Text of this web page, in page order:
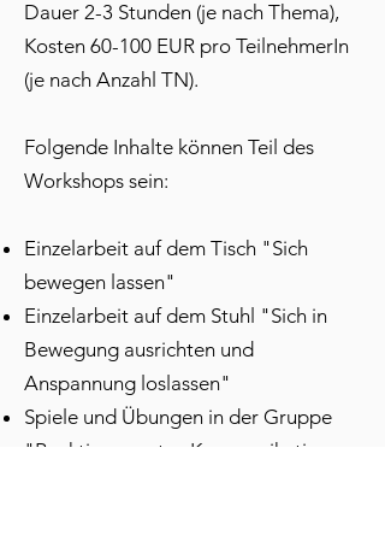
Dauer 2-3 Stunden (je nach Thema),
Kosten 60-100 EUR pro TeilnehmerIn
(je nach Anzahl TN).
Folgende Inhalte können Teil des
Workshops sein:
Einzelarbeit auf dem Tisch "Sich
bewegen lassen"
Einzelarbeit auf dem Stuhl "Sich in
Bewegung ausrichten und
Anspannung loslassen"
Spiele und Übungen in der Gruppe
"Reaktionsmuster, Kommunikation,